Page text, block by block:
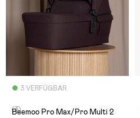
3 VERFÜGBAR
(3)
Beemoo Pro Max/Pro Multi 2